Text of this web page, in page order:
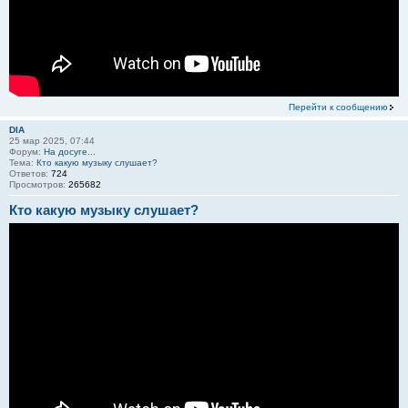
Перейти к сообщению
DIA
25 мар 2025, 07:44
Форум: На досуге...
Тема: Кто какую музыку слушает?
Ответов: 724
Просмотров: 265682
Кто какую музыку слушает?